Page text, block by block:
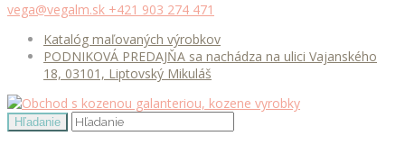
vega@vegalm.sk +421 903 274 471
Katalóg maľovaných výrobkov
PODNIKOVÁ PREDAJŇA sa nachádza na ulici Vajanského
18, 03101, Liptovský Mikuláš